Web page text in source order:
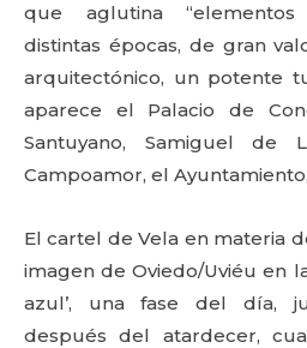
que aglutina
distintas épocas, de gran
arquitectónico, un potente
aparece el Palacio de
Santuyano, Samiguel de
Campoamor, el
El cartel de Vela en materia
imagen de Oviedo/Uviéu en
azul’, una fase del día,
después del atardecer,